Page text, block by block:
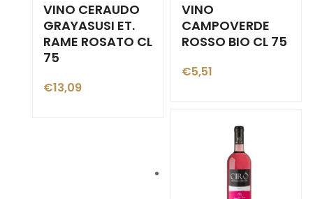
VINO CERAUDO
GRAYASUSI ET.
RAME ROSATO CL
75
€13,09
VINO
CAMPOVERDE
ROSSO BIO CL 75
€5,51